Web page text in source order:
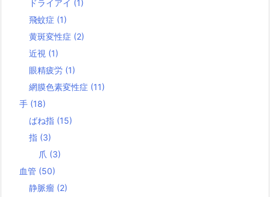
ドライアイ (1)
飛蚊症 (1)
黄斑変性症 (2)
近視 (1)
眼精疲労 (1)
網膜色素変性症 (11)
手 (18)
ばね指 (15)
指 (3)
爪 (3)
血管 (50)
静脈瘤 (2)